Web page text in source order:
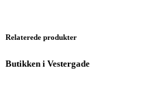
Relaterede produkter
Butikken i Vestergade